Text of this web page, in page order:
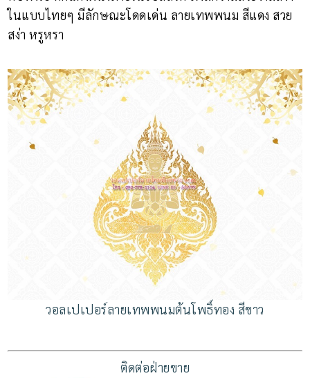
ในแบบไทยๆ มีลักษณะโดดเด่น ลายเทพพนม สีแดง สวย
สง่า หรูหรา
วอลเปเปอร์ลายเทพพนมต้นโพธิ์ทอง สีขาว
ติดต่อฝ่ายขาย